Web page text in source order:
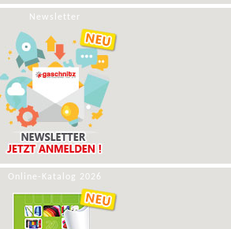
Newsletter
Online-Katalog 2026